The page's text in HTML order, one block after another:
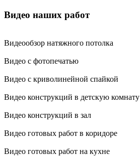
Видео наших работ
Видеообзор натяжного потолка
Видео с фотопечатью
Видео с криволинейной спайкой
Видео конструкций в детскую комнату
Видео конструкций в зал
Видео готовых работ в коридоре
Видео готовых работ на кухне